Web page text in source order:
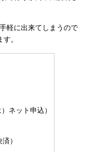
軽に出来てしまうので
。
ネット申込）
）